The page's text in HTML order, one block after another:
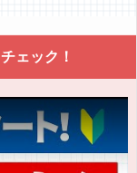
ェック！